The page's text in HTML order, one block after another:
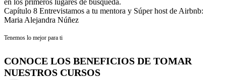
en los primeros lugares de búsqueda.
Capítulo 8 Entrevistamos a tu mentora y Súper host de Airbnb:
Maria Alejandra Núñez
Tenemos lo mejor para ti
CONOCE LOS BENEFICIOS DE TOMAR
NUESTROS CURSOS